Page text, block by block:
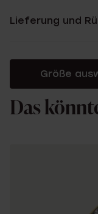
Lieferung und
Größe
Das